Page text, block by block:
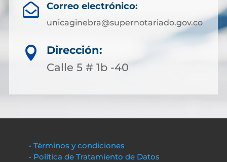
 Correo electrónico:
unicaginebra@supernotariado.gov.co

Dirección:
Calle 5 # 1b -40
• Términos y condiciones
• Política de Tratamiento de Datos